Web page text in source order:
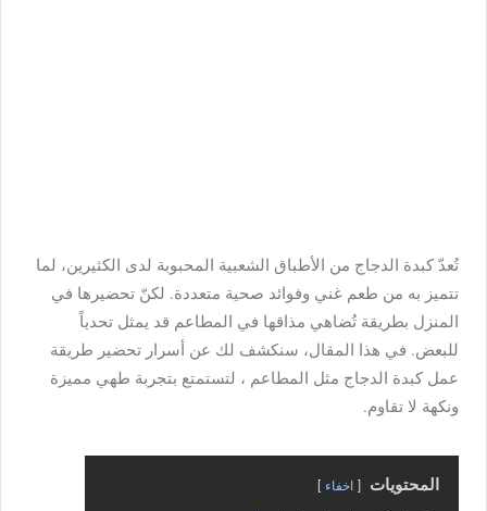
تُعدّ كبدة الدجاج من الأطباق الشعبية المحبوبة لدى الكثيرين، لما
تتميز به من طعم غني وفوائد صحية متعددة. لكنّ تحضيرها في
المنزل بطريقة تُضاهي مذاقها في المطاعم قد يمثل تحدياً
للبعض. في هذا المقال، سنكشف لك عن أسرار تحضير طريقة
عمل كبدة الدجاج مثل المطاعم ، لتستمتع بتجربة طهي مميزة
ونكهة لا تقاوم.
المحتويات اخفاء